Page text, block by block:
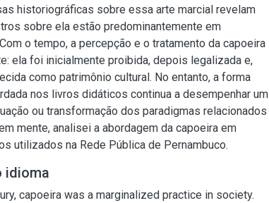
historiográficas sobre essa arte marcial revelam
sobre ela estão predominantemente em
o tempo, a percepção e o tratamento da capoeira
ela foi inicialmente proibida, depois legalizada e,
como patrimônio cultural. No entanto, a forma
nos livros didáticos continua a desempenhar um
ou transformação dos paradigmas relacionados
mente, analisei a abordagem da capoeira em
utilizados na Rede Pública de Pernambuco.
idioma
capoeira was a marginalized practice in society.